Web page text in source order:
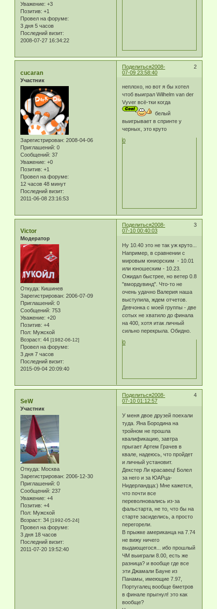
Уважение: +3
Позитив: +1
Провел на форуме:
3 дня 5 часов
Последний визит:
2008-07-27 16:34:22
Поделиться 2
2008-
07-09 23:58:40
cucaran
Участник
Зарегистрирован: 2008-04-06
Приглашений: 0
Сообщений: 37
Уважение: +0
Позитив: +1
Провел на форуме:
12 часов 48 минут
Последний визит:
2011-06-08 23:16:53
неплохо, но вот я бы хотел
чтоб выиграл Wilhelm van der
Vyver всё-тки когда
белый
выигрывает в спринте у
черных, это круто
0
Поделиться 3
2008-
07-10 00:40:03
Victor
Модератор
Откуда: Кишинев
Зарегистрирован: 2006-07-09
Приглашений: 0
Сообщений: 753
Уважение: +20
Позитив: +4
Пол: Мужской
Возраст: 44 [1982-06-12]
Провел на форуме:
3 дня 7 часов
Последний визит:
2015-09-04 20:09:40
Ну 10.40 это не так уж круто...
Например, в сравнении с
мировым юниорским - 10.01
или юношеским - 10.23.
Ожидал быстрее, но ветер 0.8
"вмордувинд". Что-то не
очень удачно Валерия наша
выступила, ждем отчетов.
Девчонка с моей группы - две
сотых не хватило до финала
на 400, хотя итак личный
сильно перекрыла. Обидно.
0
Поделиться 4
2008-
07-10 01:12:57
SeW
Участник
Откуда: Москва
Зарегистрирован: 2006-12-30
Приглашений: 0
Сообщений: 237
Уважение: +4
Позитив: +4
Пол: Мужской
Возраст: 34 [1992-05-24]
Провел на форуме:
3 дня 18 часов
Последний визит:
2011-07-20 19:52:40
У меня двое друзей поехали
туда. Яна Бородина на
тройном не прошла
квалификацию, завтра
прыгает Артем Грачев в
квале, надеюсь, что пройдет
и личный установит.
Декстер Ли красавец! Болел
за него и за ЮАРца-
Нидерландца:) Мне кажется,
что почти все
переволновались из-за
фальстарта, не то, что бы на
старте засиделись, а просто
перегорели.
В прыжке американца на 7.74
не вижу ничего
выдающегося... ибо прошлый
ЧМ выиграли 8.00, есть же
разница? и вообще где все
эти Джамали Бауне из
Панамы, имеющие 7.97,
Португалец вообще 6метров
в финале прыгнул! это как
вообще?